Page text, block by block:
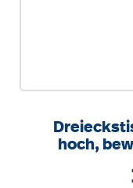
hoch,